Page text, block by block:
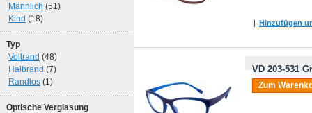
| Hinzufügen
VD 203-531
Zum
Männlich (51)
Kind (18)
Typ
Vollrand (48)
Halbrand (7)
Randlos (1)
Optische Verglasung